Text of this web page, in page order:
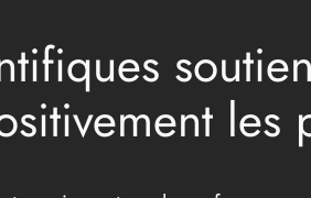
les